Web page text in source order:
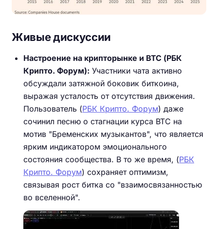
Живые дискуссии
Настроение на крипторынке и BTC (РБК
Крипто. Форум): Участники чата активно
обсуждали затяжной боковик биткоина,
выражая усталость от отсутствия движения.
Пользователь (РБК Крипто. Форум) даже
сочинил песню о стагнации курса BTC на
мотив "Бременских музыкантов", что является
ярким индикатором эмоционального
состояния сообщества. В то же время, (РБК
Крипто. Форум) сохраняет оптимизм,
связывая рост битка со "взаимосвязанностью
во вселенной".